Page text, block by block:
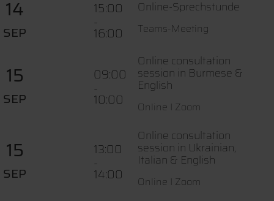
14
SEP
15:00
-
16:00
Online-Sprechstunde
Teams-Meeting
15
SEP
09:00
-
10:00
Online consultation
session in Burmese &
English
Online I Zoom
15
SEP
13:00
-
14:00
Online consultation
session in Ukrainian,
Italian & English
Online I Zoom